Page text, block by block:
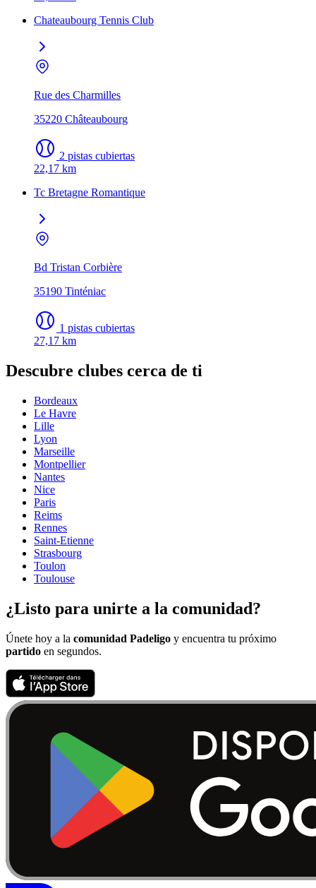
Chateaubourg Tennis Club
Rue des Charmilles
35220 Châteaubourg
2 pistas cubiertas
22,17 km
Tc Bretagne Romantique
Bd Tristan Corbière
35190 Tinténiac
1 pistas cubiertas
27,17 km
Descubre clubes cerca de ti
Bordeaux
Le Havre
Lille
Lyon
Marseille
Montpellier
Nantes
Nice
Paris
Reims
Rennes
Saint-Etienne
Strasbourg
Toulon
Toulouse
¿Listo para unirte a la comunidad?
Únete hoy a la comunidad Padeligo y encuentra tu próximo
partido en segundos.